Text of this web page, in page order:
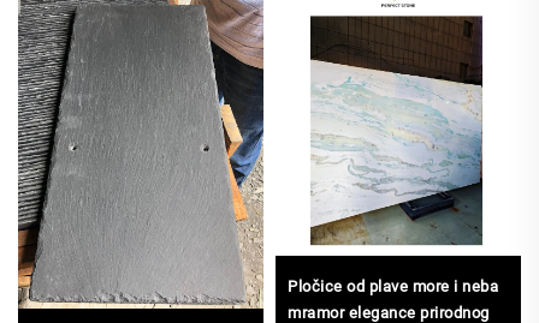
Pločice od plave more i neba
mramor elegance prirodnog